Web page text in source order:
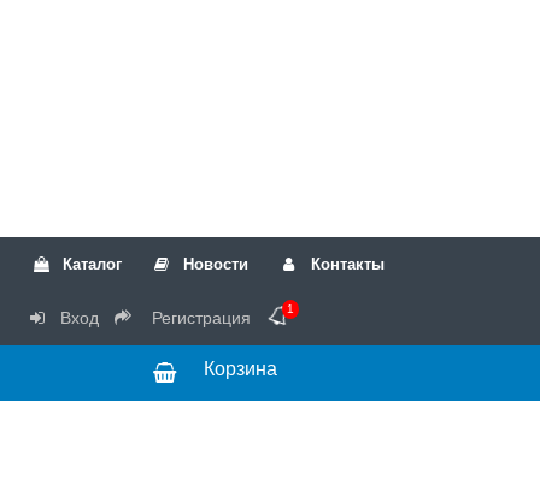
Каталог Новости Контакты
Вход Регистрация 1
Корзина